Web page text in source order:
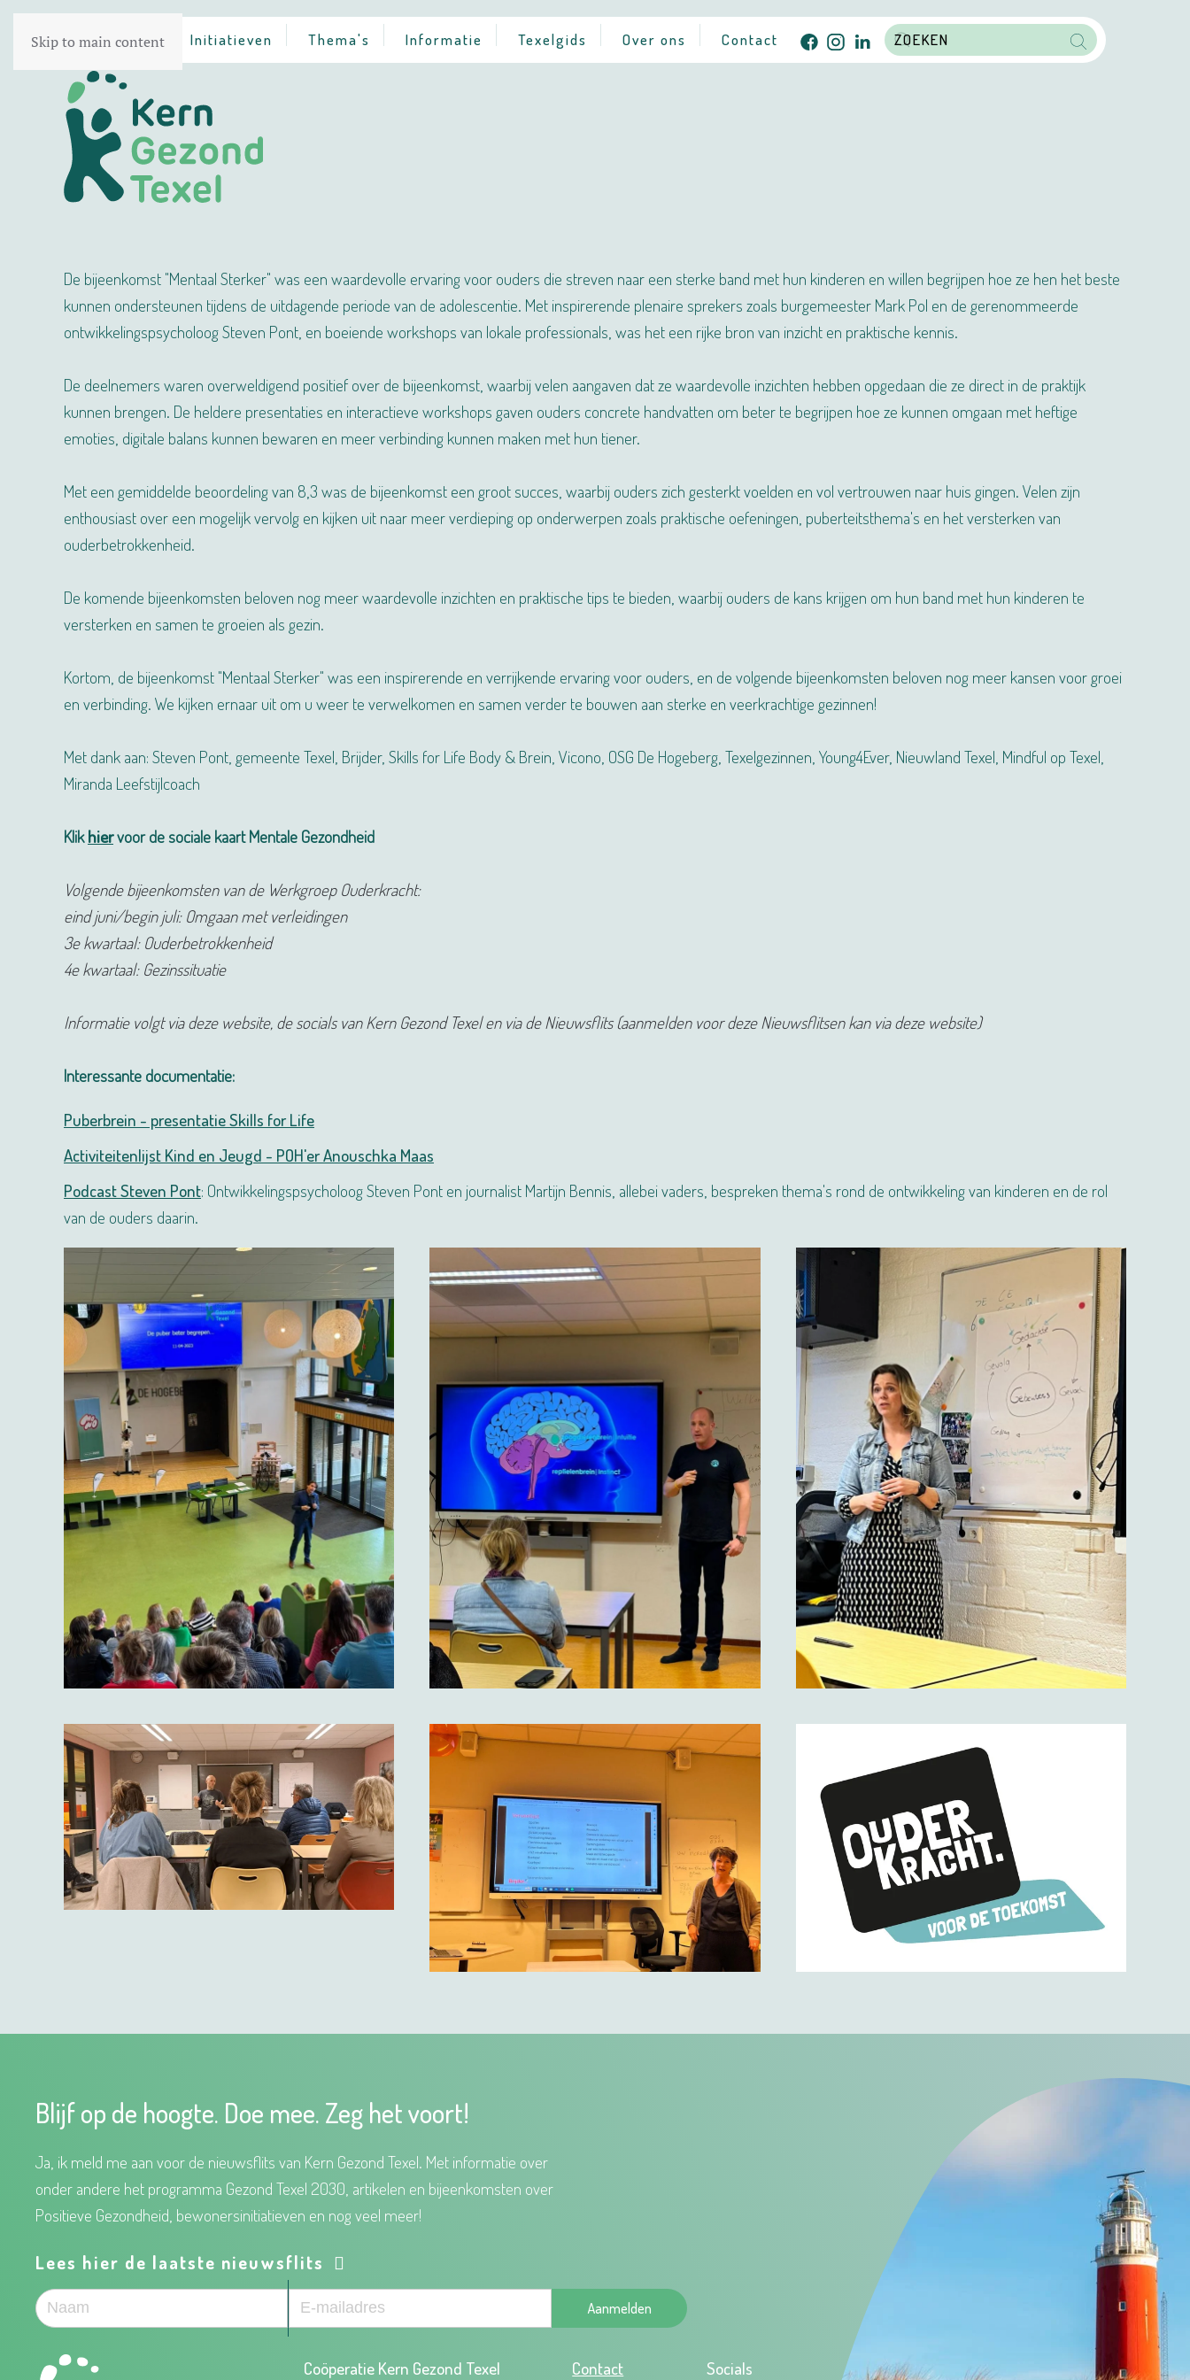
Skip to main content
Home Initiatieven Thema's Informatie Texelgids Over ons Contact
De bijeenkomst "Mentaal Sterker" was een waardevolle ervaring voor ouders die streven naar een sterke band met hun kinderen en willen begrijpen hoe ze hen het beste
kunnen ondersteunen tijdens de uitdagende periode van de adolescentie. Met inspirerende plenaire sprekers zoals burgemeester Mark Pol en de gerenommeerde
ontwikkelingspsycholoog Steven Pont, en boeiende workshops van lokale professionals, was het een rijke bron van inzicht en praktische kennis.
De deelnemers waren overweldigend positief over de bijeenkomst, waarbij velen aangaven dat ze waardevolle inzichten hebben opgedaan die ze direct in de praktijk
kunnen brengen. De heldere presentaties en interactieve workshops gaven ouders concrete handvatten om beter te begrijpen hoe ze kunnen omgaan met heftige
emoties, digitale balans kunnen bewaren en meer verbinding kunnen maken met hun tiener.
Met een gemiddelde beoordeling van 8,3 was de bijeenkomst een groot succes, waarbij ouders zich gesterkt voelden en vol vertrouwen naar huis gingen. Velen zijn
enthousiast over een mogelijk vervolg en kijken uit naar meer verdieping op onderwerpen zoals praktische oefeningen, puberteitsthema's en het versterken van
ouderbetrokkenheid.
De komende bijeenkomsten beloven nog meer waardevolle inzichten en praktische tips te bieden, waarbij ouders de kans krijgen om hun band met hun kinderen te
versterken en samen te groeien als gezin.
Kortom, de bijeenkomst "Mentaal Sterker" was een inspirerende en verrijkende ervaring voor ouders, en de volgende bijeenkomsten beloven nog meer kansen voor groei
en verbinding. We kijken ernaar uit om u weer te verwelkomen en samen verder te bouwen aan sterke en veerkrachtige gezinnen!
Met dank aan: Steven Pont, gemeente Texel, Brijder, Skills for Life Body & Brein, Vicono, OSG De Hogeberg, Texelgezinnen, Young4Ever, Nieuwland Texel, Mindful op Texel,
Miranda Leefstijlcoach
Klikhiervoor de sociale kaart Mentale Gezondheid
Volgende bijeenkomsten van de Werkgroep Ouderkracht:
eind juni/begin juli: Omgaan met verleidingen
3e kwartaal: Ouderbetrokkenheid
4e kwartaal: Gezinssituatie
Informatie volgt via deze website, de socials van Kern Gezond Texel en via de Nieuwsflits (aanmelden voor deze Nieuwsflitsen kan via deze website)
Interessante documentatie:
Puberbrein - presentatie Skills for Life
Activiteitenlijst Kind en Jeugd - POH'er Anouschka Maas
Podcast Steven Pont: Ontwikkelingspsycholoog Steven Pont en journalist Martijn Bennis, allebei vaders, bespreken thema's rond de ontwikkeling van kinderen en de rol
van de ouders daarin.
Blijf op de hoogte. Doe mee. Zeg het voort!
Ja, ik meld me aan voor de nieuwsflits van Kern Gezond Texel. Met informatie over
onder andere het programma Gezond Texel 2030, artikelen en bijeenkomsten over
Positieve Gezondheid, bewonersinitiatieven en nog veel meer!
Lees hier de laatste nieuwsflits
Aanmelden
Coöperatie Kern Gezond Texel Contact Socials